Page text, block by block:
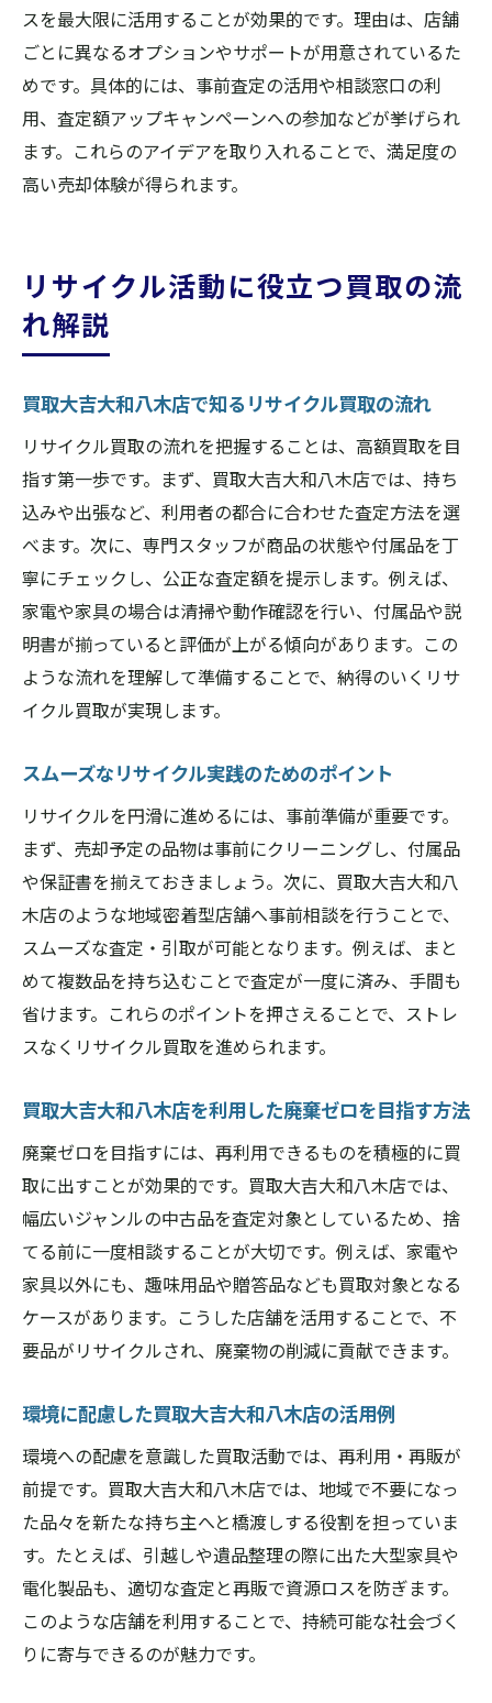
スを最大限に活用することが効果的です。理由は、店舗
ごとに異なるオプションやサポートが用意されているた
めです。具体的には、事前査定の活用や相談窓口の利
用、査定額アップキャンペーンへの参加などが挙げられ
ます。これらのアイデアを取り入れることで、満足度の
高い売却体験が得られます。
リサイクル活動に役立つ買取の流
れ解説
買取大吉大和八木店で知るリサイクル買取の流れ
リサイクル買取の流れを把握することは、高額買取を目
指す第一歩です。まず、買取大吉大和八木店では、持ち
込みや出張など、利用者の都合に合わせた査定方法を選
べます。次に、専門スタッフが商品の状態や付属品を丁
寧にチェックし、公正な査定額を提示します。例えば、
家電や家具の場合は清掃や動作確認を行い、付属品や説
明書が揃っていると評価が上がる傾向があります。この
ような流れを理解して準備することで、納得のいくリサ
イクル買取が実現します。
スムーズなリサイクル実践のためのポイント
リサイクルを円滑に進めるには、事前準備が重要です。
まず、売却予定の品物は事前にクリーニングし、付属品
や保証書を揃えておきましょう。次に、買取大吉大和八
木店のような地域密着型店舗へ事前相談を行うことで、
スムーズな査定・引取が可能となります。例えば、まと
めて複数品を持ち込むことで査定が一度に済み、手間も
省けます。これらのポイントを押さえることで、ストレ
スなくリサイクル買取を進められます。
買取大吉大和八木店を利用した廃棄ゼロを目指す方法
廃棄ゼロを目指すには、再利用できるものを積極的に買
取に出すことが効果的です。買取大吉大和八木店では、
幅広いジャンルの中古品を査定対象としているため、捨
てる前に一度相談することが大切です。例えば、家電や
家具以外にも、趣味用品や贈答品なども買取対象となる
ケースがあります。こうした店舗を活用することで、不
要品がリサイクルされ、廃棄物の削減に貢献できます。
環境に配慮した買取大吉大和八木店の活用例
環境への配慮を意識した買取活動では、再利用・再販が
前提です。買取大吉大和八木店では、地域で不要になっ
た品々を新たな持ち主へと橋渡しする役割を担っていま
す。たとえば、引越しや遺品整理の際に出た大型家具や
電化製品も、適切な査定と再販で資源ロスを防ぎます。
このような店舗を利用することで、持続可能な社会づく
りに寄与できるのが魅力です。